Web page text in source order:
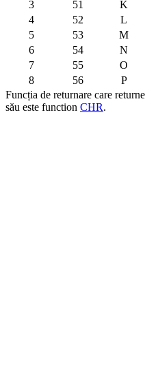
3
51 K
4
52 L
5
53 M
6
54 N
7
55 O
8
56 P
Funcția de returnare care
său este function CHR.